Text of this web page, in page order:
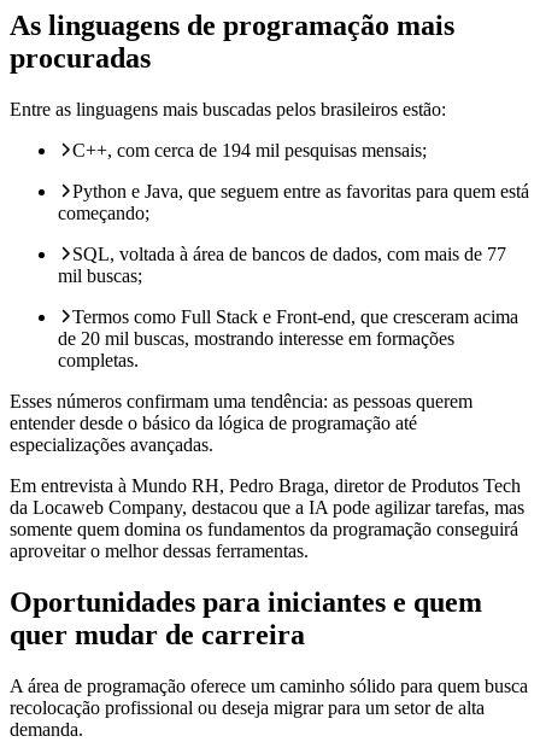
As linguagens de programação mais
procuradas
Entre as linguagens mais buscadas pelos brasileiros estão:
C++, com cerca de 194 mil pesquisas mensais;
Python e Java, que seguem entre as favoritas para quem está
começando;
SQL, voltada à área de bancos de dados, com mais de 77
mil buscas;
Termos como Full Stack e Front-end, que cresceram acima
de 20 mil buscas, mostrando interesse em formações
completas.
Esses números confirmam uma tendência: as pessoas querem
entender desde o básico da lógica de programação até
especializações avançadas.
Em entrevista à Mundo RH, Pedro Braga, diretor de Produtos Tech
da Locaweb Company, destacou que a IA pode agilizar tarefas, mas
somente quem domina os fundamentos da programação conseguirá
aproveitar o melhor dessas ferramentas.
Oportunidades para iniciantes e quem
quer mudar de carreira
A área de programação oferece um caminho sólido para quem busca
recolocação profissional ou deseja migrar para um setor de alta
demanda.